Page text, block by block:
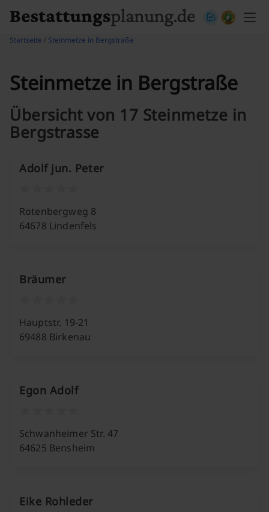
Startseite / Steinmetze in Bergstraße
Steinmetze in Bergstraße
Übersicht von 17 Steinmetze in
Bergstrasse
Adolf jun. Peter
Rotenbergweg 8
64678 Lindenfels
Bräumer
Hauptstr. 19-21
69488 Birkenau
Egon Adolf
Schwanheimer Str. 47
64625 Bensheim
Eike Rohleder